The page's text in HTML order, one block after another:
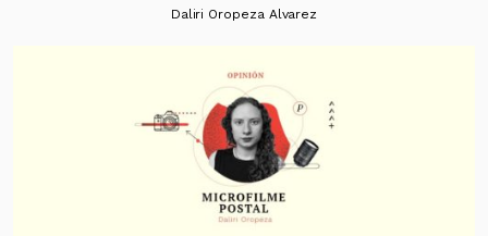
Daliri Oropeza Alvarez